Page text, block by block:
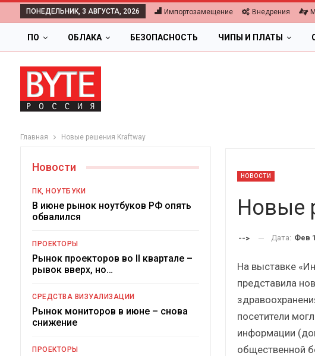
ПОНЕДЕЛЬНИК, 3 АВГУСТА, 2026 Импортозамещение Внедрения
ПО ОБЛАКА БЕЗОПАСНОСТЬ ЧИПЫ И ПЛАТЫ
Главная Новые решения Kraftway
НОВОСТИ
Новые
--> Дата: Фев
На выставке
представила
посетители
информации
общественной
Новости
ПК, НОУТБУКИ
В июне рынок ноутбуков РФ опять
обвалился
ПРОЕКТОРЫ
Рынок проекторов во II квартале –
рывок вверх, но…
СРЕДСТВА ВИЗУАЛИЗАЦИИ
Рынок мониторов в июне – снова
снижение
ПРОЕКТОРЫ
Краткий